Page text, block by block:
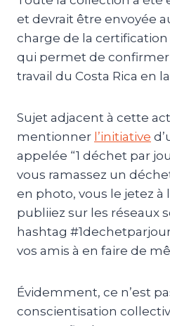
et devrait être envoyée
charge de la
qui permet de
travail du Costa Rica en
Sujet adjacent à cette
mentionner l’initiative
appelée “1 déchet par
vous ramassez un
en photo, vous le jetez à
publiiez sur les réseaux
hashtag
vos amis à en faire de
Évidemment, ce n’est
conscientisation